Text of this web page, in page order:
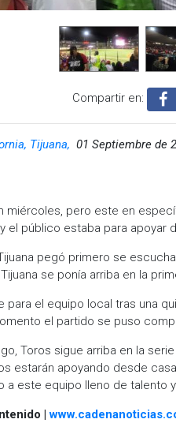
Compartir en:
Tijuana, 01 Septiembre de
miércoles, pero este en
el público estaba para apoyar
pegó primero se
se ponía arriba en la
el equipo local tras una
el partido se puso
Toros sigue arriba en la
estarán apoyando desde
a este equipo lleno de talento
|